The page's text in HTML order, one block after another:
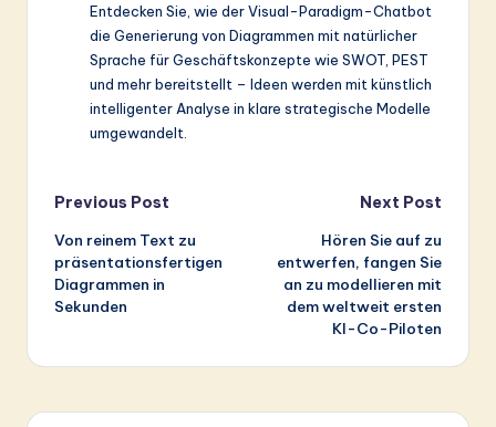
Entdecken Sie, wie der Visual-Paradigm-Chatbot
die Generierung von Diagrammen mit natürlicher
Sprache für Geschäftskonzepte wie SWOT, PEST
und mehr bereitstellt – Ideen werden mit künstlich
intelligenter Analyse in klare strategische Modelle
umgewandelt.
Post
navigation
Previous Post
Von reinem Text zu
präsentationsfertigen
Diagrammen in
Sekunden
Next Post
Hören Sie auf zu
entwerfen, fangen Sie
an zu modellieren mit
dem weltweit ersten
KI-Co-Piloten